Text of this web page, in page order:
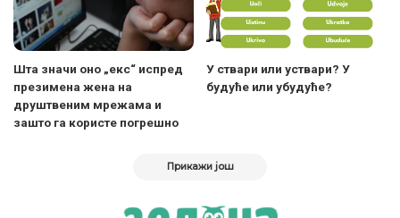
Шта значи оно „екс“ испред
презимена жена на
друштвеним мрежама и
зашто га користе погрешно
У ствари или уствари? У
будуће или убудуће?
Прикажи још